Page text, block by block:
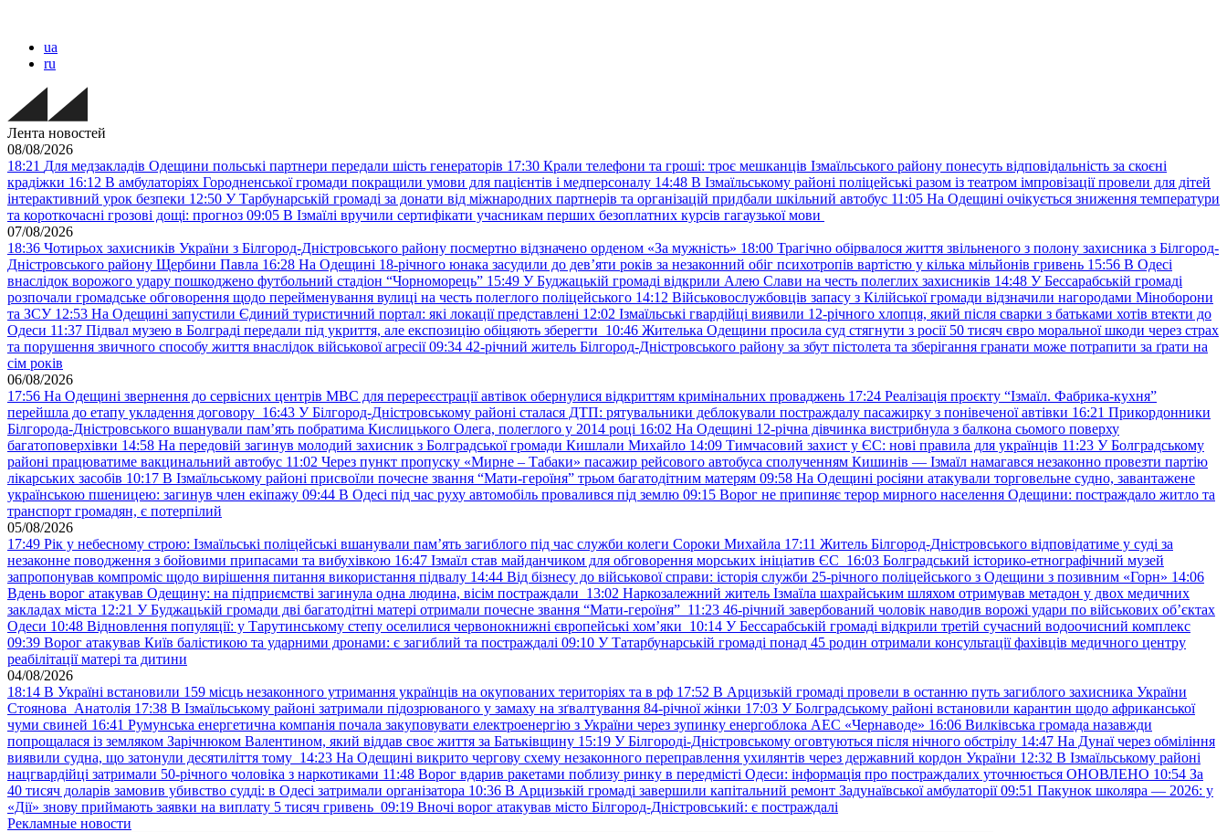
ua
ru
Лента новостей
08/08/2026
18:21 Для медзакладів Одещини польські партнери передали шість генераторів 17:30 Крали телефони та гроші: троє мешканців Ізмаїльського району понесуть відповідальність за скоєні
крадіжки 16:12 В амбулаторіях Городненської громади покращили умови для пацієнтів і медперсоналу 14:48 В Ізмаїльському районі поліцейські разом із театром імпровізації провели для дітей
інтерактивний урок безпеки 12:50 У Тарбунарській громаді за донати від міжнародних партнерів та організацій придбали шкільний автобус 11:05 На Одещині очікується зниження температури
та короткочасні грозові дощі: прогноз 09:05 В Ізмаїлі вручили сертифікати учасникам перших безоплатних курсів гагаузької мови
07/08/2026
18:36 Чотирьох захисників України з Білгород-Дністровського району посмертно відзначено орденом «За мужність» 18:00 Трагічно обірвалося життя звільненого з полону захисника з Білгород-
Дністровського району Щербини Павла 16:28 На Одещині 18-річного юнака засудили до дев’яти років за незаконний обіг психотропів вартістю у кілька мільйонів гривень 15:56 В Одесі
внаслідок ворожого удару пошкоджено футбольний стадіон “Чорноморець” 15:49 У Буджацькій громаді відкрили Алею Слави на честь полеглих захисників 14:48 У Бессарабській громаді
розпочали громадське обговорення щодо перейменування вулиці на честь полеглого поліцейського 14:12 Військовослужбовців запасу з Кілійської громади відзначили нагородами Міноборони
та ЗСУ 12:53 На Одещині запустили Єдиний туристичний портал: які локації представлені 12:02 Ізмаїльські гвардійці виявили 12-річного хлопця, який після сварки з батьками хотів втекти до
Одеси 11:37 Підвал музею в Болграді передали під укриття, але експозицію обіцяють зберегти 10:46 Жителька Одещини просила суд стягнути з росії 50 тисяч євро моральної шкоди через страх
та порушення звичного способу життя внаслідок військової агресії 09:34 42-річний житель Білгород-Дністровського району за збут пістолета та зберігання гранати може потрапити за ґрати на
сім років
06/08/2026
17:56 На Одещині звернення до сервісних центрів МВС для перереєстрації автівок обернулися відкриттям кримінальних проваджень 17:24 Реалізація проєкту “Ізмаїл. Фабрика-кухня”
перейшла до етапу укладення договору 16:43 У Білгород-Дністровському районі сталася ДТП: рятувальники деблокували постраждалу пасажирку з понівеченої автівки 16:21 Прикордонники
Білгорода-Дністровського вшанували пам’ять побратима Кислицького Олега, полеглого у 2014 році 16:02 На Одещині 12-річна дівчинка вистрибнула з балкона сьомого поверху
багатоповерхівки 14:58 На передовій загинув молодий захисник з Болградської громади Кишлали Михайло 14:09 Тимчасовий захист у ЄС: нові правила для українців 11:23 У Болградському
районі працюватиме вакцинальний автобус 11:02 Через пункт пропуску «Мирне – Табаки» пасажир рейсового автобуса сполученням Кишинів — Ізмаїл намагався незаконно провезти партію
лікарських засобів 10:17 В Ізмаїльському районі присвоїли почесне звання “Мати-героїня” трьом багатодітним матерям 09:58 На Одещині росіяни атакували торговельне судно, завантажене
українською пшеницею: загинув член екіпажу 09:44 В Одесі під час руху автомобіль провалився під землю 09:15 Ворог не припиняє терор мирного населення Одещини: постраждало житло та
транспорт громадян, є потерпілий
05/08/2026
17:49 Рік у небесному строю: Ізмаїльські поліцейські вшанували пам’ять загиблого під час служби колеги Сороки Михайла 17:11 Житель Білгород-Дністровського відповідатиме у суді за
незаконне поводження з бойовими припасами та вибухівкою 16:47 Ізмаїл став майданчиком для обговорення морських ініціатив ЄС 16:03 Болградський історико-етнографічний музей
запропонував компроміс щодо вирішення питання використання підвалу 14:44 Від бізнесу до військової справи: історія служби 25-річного поліцейського з Одещини з позивним «Горн» 14:06
Вдень ворог атакував Одещину: на підприємстві загинула одна людина, вісім постраждали 13:02 Наркозалежний житель Ізмаїла шахрайським шляхом отримував метадон у двох медичних
закладах міста 12:21 У Буджацькій громади дві багатодітні матері отримали почесне звання “Мати-героїня” 11:23 46-річний завербований чоловік наводив ворожі удари по військових обʼєктах
Одеси 10:48 Відновлення популяції: у Тарутинському степу оселилися червонокнижні європейські хом’яки 10:14 У Бессарабській громаді відкрили третій сучасний водоочисний комплекс
09:39 Ворог атакував Київ балістикою та ударними дронами: є загиблий та постраждалі 09:10 У Татарбунарській громаді понад 45 родин отримали консультації фахівців медичного центру
реабілітації матері та дитини
04/08/2026
18:14 В Україні встановили 159 місць незаконного утримання українців на окупованих територіях та в рф 17:52 В Арцизькій громаді провели в останню путь загиблого захисника України
Стоянова Анатолія 17:38 В Ізмаїльському районі затримали підозрюваного у замаху на зґвалтування 84-річної жінки 17:03 У Болградському районі встановили карантин щодо африканської
чуми свиней 16:41 Румунська енергетична компанія почала закуповувати електроенергію з України через зупинку енергоблока АЕС «Чернаводе» 16:06 Вилківська громада назавжди
попрощалася із земляком Зарічнюком Валентином, який віддав своє життя за Батьківщину 15:19 У Білгороді-Дністровському оговтуються після нічного обстрілу 14:47 На Дунаї через обміління
виявили судна, що затонули десятиліття тому 14:23 На Одещині викрито чергову схему незаконного переправлення ухилянтів через державний кордон України 12:32 В Ізмаїльському районі
нацгвардійці затримали 50-річного чоловіка з наркотиками 11:48 Ворог вдарив ракетами поблизу ринку в передмісті Одеси: інформація про постраждалих уточнюється ОНОВЛЕНО 10:54 За
40 тисяч доларів замовив убивство судді: в Одесі затримали організатора 10:36 В Арцизькій громаді завершили капітальний ремонт Задунаївської амбулаторії 09:51 Пакунок школяра — 2026: у
«Дії» знову приймають заявки на виплату 5 тисяч гривень 09:19 Вночі ворог атакував місто Білгород-Дністровський: є постраждалі
Рекламные новости